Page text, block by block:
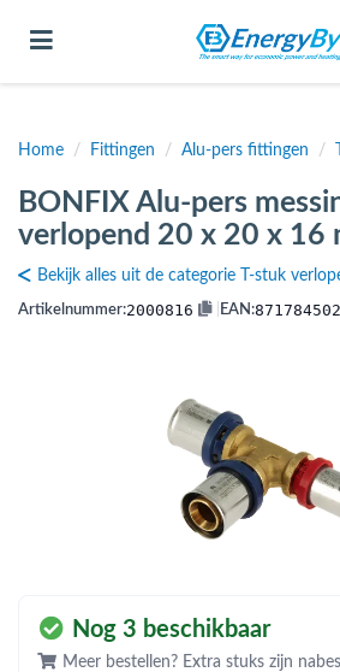
(Bevestigingsmateriaal / schroeven)
(Buffervaten, hygiene boilers &
(Buizen & leidingen)
(Expansievaten)
(Flexibele slangen)
(Hemelwaterafvoer & riolering)
(Installatiemateriaal)
Toggle navigation
Home / Fittingen / Alu-pers fittingen /
BONFIX Alu-pers
verlopend 20 x 20 x 16
Bekijk alles uit de categorie T-stuk
Artikelnummer:2000816 EAN:
Nog 3 beschikbaar
Meer bestellen? Extra stuks zijn